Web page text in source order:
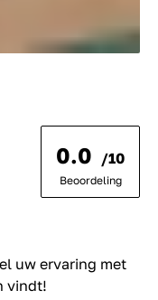
0.0 /10
Beoordeling
uw ervaring met
vindt!